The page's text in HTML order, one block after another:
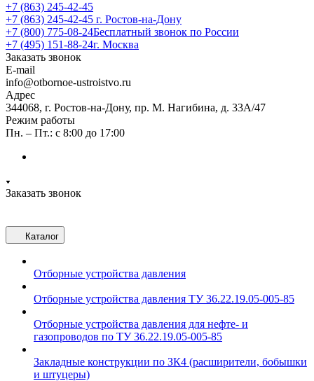
+7 (863) 245-42-45
+7 (863) 245-42-45 г. Ростов-на-Дону
+7 (800) 775-08-24Бесплатный звонок по России
+7 (495) 151-88-24г. Москва
Заказать звонок
E-mail
info@otbornoe-ustroistvo.ru
Адрес
344068, г. Ростов-на-Дону, пр. М. Нагибина, д. 33А/47
Режим работы
Пн. – Пт.: с 8:00 до 17:00
Заказать звонок
Каталог
Отборные устройства давления
Отборные устройства давления ТУ 36.22.19.05-005-85
Отборные устройства давления для нефте- и
газопроводов по ТУ 36.22.19.05-005-85
Закладные конструкции по ЗК4 (расширители, бобышки
и штуцеры)